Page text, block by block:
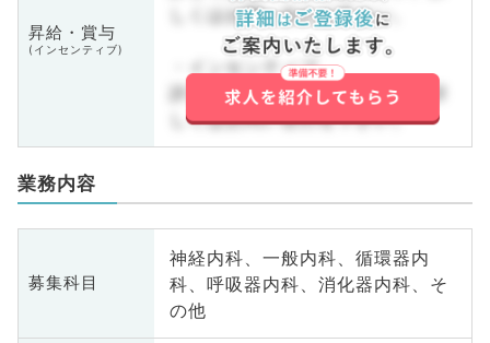
昇給・賞与
(インセンティブ)
しくはお問い合わせ下さい。
・インセンティブ
詳しくはお問い合わせ下さい。詳
しくはお問い合わせ下さい。
業務内容
募集科目
神経内科、一般内科、循環器内
科、呼吸器内科、消化器内科、そ
の他